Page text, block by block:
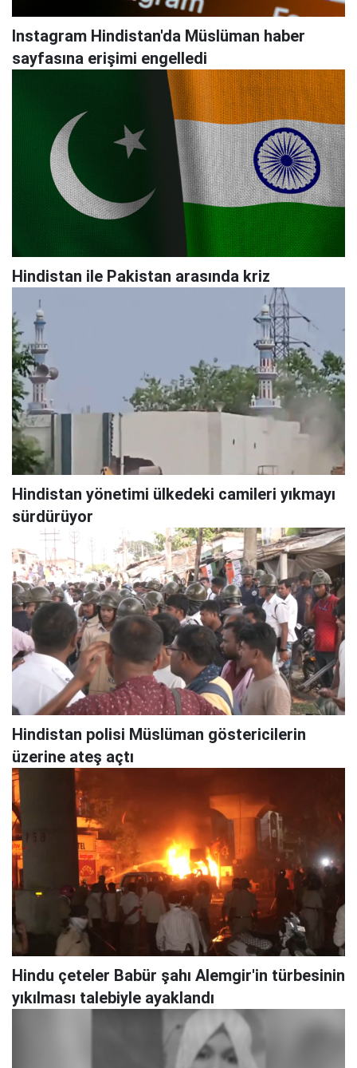
Instagram Hindistan'da Müslüman haber
sayfasına erişimi engelledi
Hindistan ile Pakistan arasında kriz
Hindistan yönetimi ülkedeki camileri yıkmayı
sürdürüyor
Hindistan polisi Müslüman göstericilerin
üzerine ateş açtı
Hindu çeteler Babür şahı Alemgir'in türbesinin
yıkılması talebiyle ayaklandı